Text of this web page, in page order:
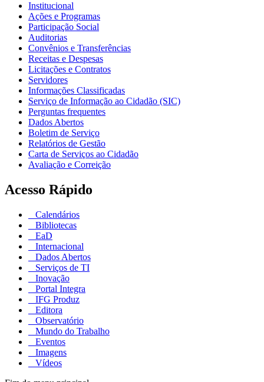
Institucional
Ações e Programas
Participação Social
Auditorias
Convênios e Transferências
Receitas e Despesas
Licitações e Contratos
Servidores
Informações Classificadas
Serviço de Informação ao Cidadão (SIC)
Perguntas frequentes
Dados Abertos
Boletim de Serviço
Relatórios de Gestão
Carta de Serviços ao Cidadão
Avaliação e Correição
Acesso Rápido
Calendários
Bibliotecas
EaD
Internacional
Dados Abertos
Serviços de TI
Inovação
Portal Integra
IFG Produz
Editora
Observatório
Mundo do Trabalho
Eventos
Imagens
Vídeos